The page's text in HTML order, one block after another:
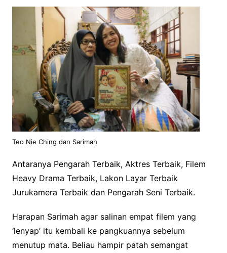
Teo Nie Ching dan Sarimah
Antaranya Pengarah Terbaik, Aktres Terbaik, Filem
Heavy Drama Terbaik, Lakon Layar Terbaik
Jurukamera Terbaik dan Pengarah Seni Terbaik.
Harapan Sarimah agar salinan empat filem yang
‘lenyap’ itu kembali ke pangkuannya sebelum
menutup mata. Beliau hampir patah semangat